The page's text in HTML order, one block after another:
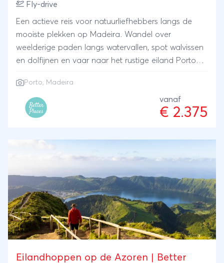
Fly-drive
Een actieve reis voor natuurliefhebbers langs de
mooiste plekken op Madeira. Wandel over
weelderige paden langs watervallen, spot walvissen
en dolfijnen en vaar naar het rustige eiland Porto
overnacht in lokale, kleinschalige accommodaties
en stelt je reis helemaal op op maat samen met
lokale reisexpert Mónica.
Porto, Madeira
vanaf
€ 2.375
Eilandhoppen op de Azoren | Better